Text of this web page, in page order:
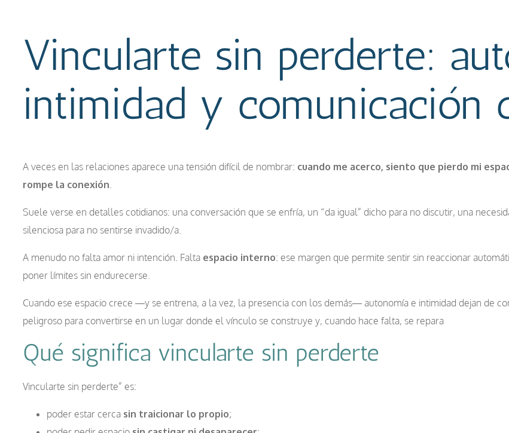
Vincularte sin perderte:
intimidad y comunicación
A veces en las relaciones aparece una tensión difícil de nombrar: cuando me acerco, siento que pierdo mi
rompe la conexión
Suele verse en detalles cotidianos: una conversación que se enfría, un “da igual” dicho para no discutir, una
silenciosa para no sentirse invadido/a.
A menudo no falta amor ni intención. Falta espacio interno: ese margen que permite sentir sin reaccionar
poner límites sin endurecerse.
Cuando ese espacio crece —y se entrena, a la vez, la presencia con los demás— autonomía e intimidad dejan de
peligroso para convertirse en un lugar donde el vínculo se construye y, cuando hace falta, se repara
Qué significa vincularte sin perderte
Vincularte sin perderte” es:
poder estar cerca sin traicionar lo propio;